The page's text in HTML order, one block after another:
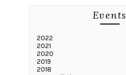
Events
2022
2021
2020
2019
2018